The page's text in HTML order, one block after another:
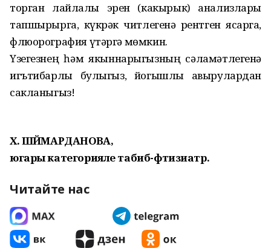
торган лайлалы эрен (какырык) анализлары
тапшырырга, күкрәк читлегенә рентген ясарга,
флюорография үтәргә мөмкин.
Үзегезнең һәм якыннарыгызның сәламәтлегенә
игътибарлы булыгыз, йогышлы авырулардан
сакланыгыз!
Х. ШӘЙМАРДАНОВА,
югары категорияле табиб-фтизиатр.
Читайте нас